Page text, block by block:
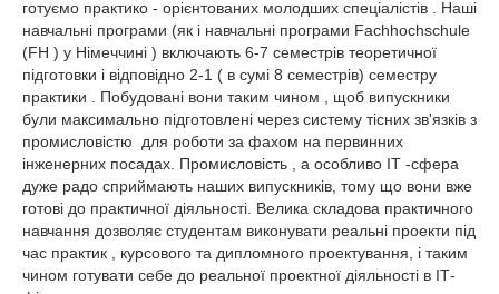
готуємо практико - орієнтованих молодших спеціалістів . Наші
навчальні програми (як і навчальні програми Fachhochschule
(FH ) у Німеччині ) включають 6-7 семестрів теоретичної
підготовки і відповідно 2-1 ( в сумі 8 семестрів) семестру
практики . Побудовані вони таким чином , щоб випускники
були максимально підготовлені через систему тісних зв'язків з
промисловістю для роботи за фахом на первинних
інженерних посадах. Промисловість , а особливо ІТ -сфера
дуже радо сприймають наших випускників, тому що вони вже
готові до практичної діяльності. Велика складова практичного
навчання дозволяє студентам виконувати реальні проекти під
час практик , курсового та дипломного проектування, і таким
чином готувати себе до реальної проектної діяльності в ІТ-